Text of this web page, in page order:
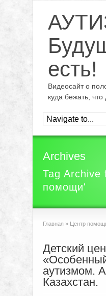
есть!
Видеосайт о
куда бежать, что
Archives
Tag
помощи'
Главная » Центр
Детский
аутизмом.
Казахстан.